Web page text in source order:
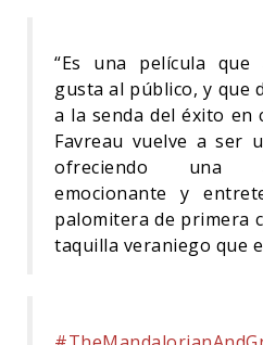
“Es una película
gusta al público, y que
a la senda del éxito en
Favreau vuelve a ser
ofreciendo una
emocionante y
palomitera de primera
taquilla veraniego que